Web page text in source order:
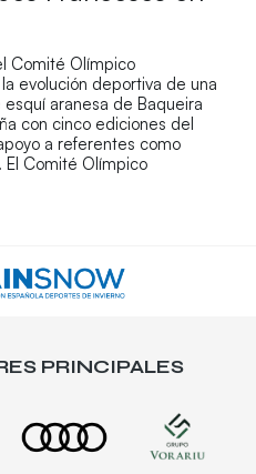
Comité Olímpico
evolución deportiva de una
aranesa de Baqueira
con cinco ediciones del
a referentes como
El Comité Olímpico
PRINCIPALES